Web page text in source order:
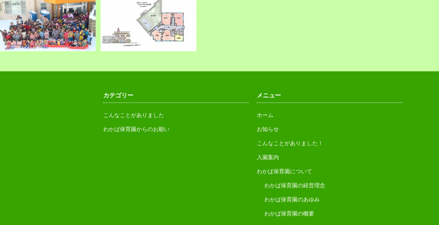
援・ご協力
カテゴリー
こんなことがありました
わかば保育園からのお願い
メニュー
ホーム
お知らせ
こんなことがありました！
入園案内
わかば保育園について
わかば保育園の経営理念
わかば保育園のあゆみ
わかば保育園の概要